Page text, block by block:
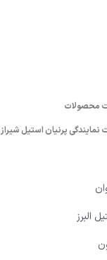
محصولات
پرنیان استیل شیراز
البرز